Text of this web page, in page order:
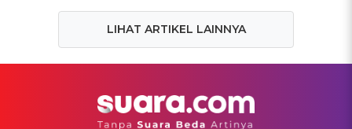
LIHAT ARTIKEL LAINNYA